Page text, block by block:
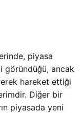
piyasa
göründüğü, ancak
hareket ettiği
Diğer bir
piyasada yeni